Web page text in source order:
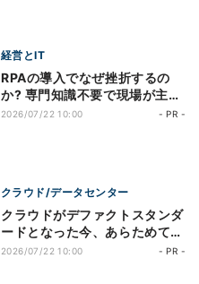
経営とIT
RPAの導入でなぜ挫折するの
か? 専門知識不要で現場が主導
する自動化の進め方
2026/07/22 10:00 - PR -
クラウド/データセンター
クラウドがデファクトスタンダ
ードとなった今、あらためて学
ぶクラウドと仮想化の基礎
2026/07/22 10:00 - PR -